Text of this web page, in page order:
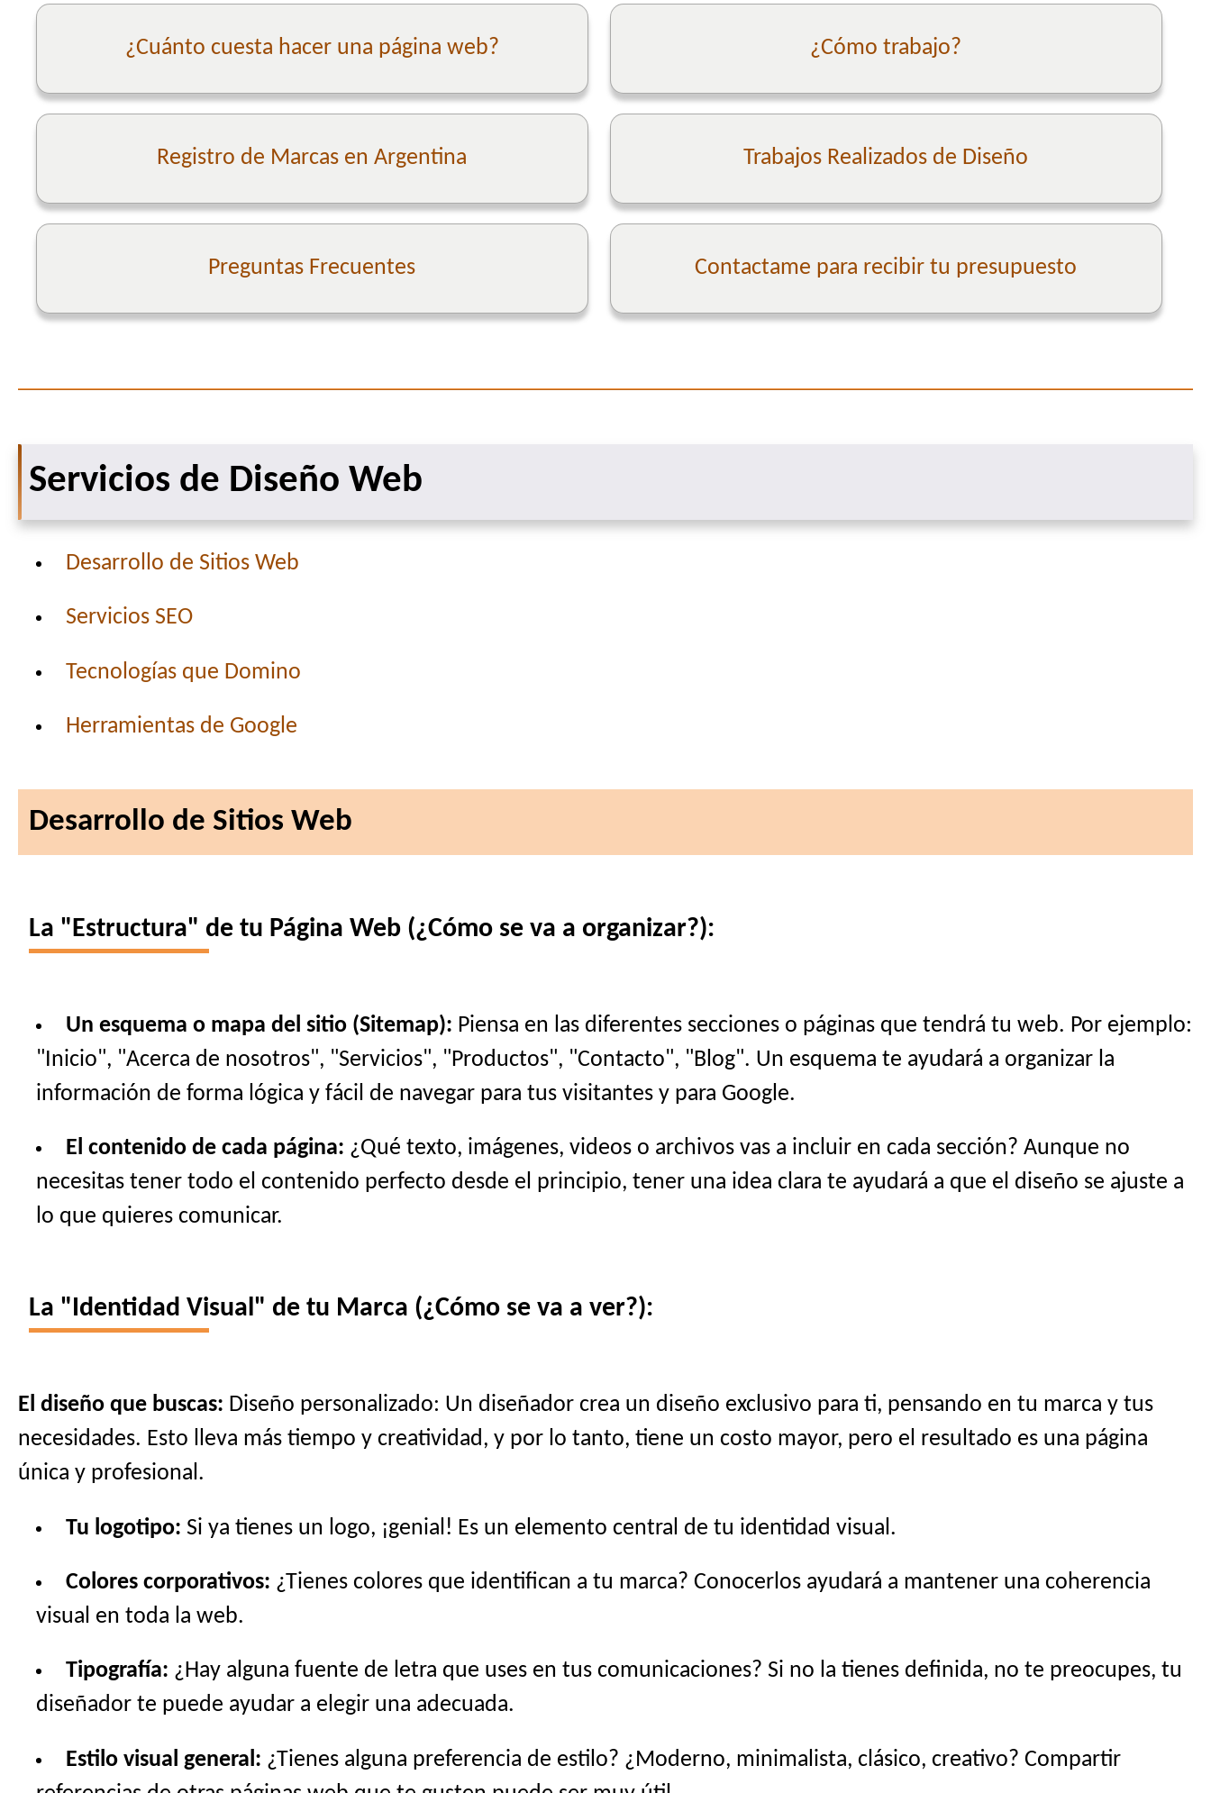
¿Cuánto cuesta hacer una página web? ¿Cómo trabajo?
Registro de Marcas en Argentina Trabajos Realizados de Diseño
Preguntas Frecuentes Contactame para recibir tu presupuesto
Servicios de Diseño Web
Desarrollo de Sitios Web
Servicios SEO
Tecnologías que Domino
Herramientas de Google
Desarrollo de Sitios Web
La "Estructura" de tu Página Web (¿Cómo se va a organizar?):
Un esquema o mapa del sitio (Sitemap): Piensa en las diferentes secciones o páginas que tendrá tu web. Por ejemplo:
"Inicio", "Acerca de nosotros", "Servicios", "Productos", "Contacto", "Blog". Un esquema te ayudará a organizar la
información de forma lógica y fácil de navegar para tus visitantes y para Google.
El contenido de cada página: ¿Qué texto, imágenes, videos o archivos vas a incluir en cada sección? Aunque no
necesitas tener todo el contenido perfecto desde el principio, tener una idea clara te ayudará a que el diseño se ajuste a
lo que quieres comunicar.
La "Identidad Visual" de tu Marca (¿Cómo se va a ver?):
El diseño que buscas: Diseño personalizado: Un diseñador crea un diseño exclusivo para ti, pensando en tu marca y tus
necesidades. Esto lleva más tiempo y creatividad, y por lo tanto, tiene un costo mayor, pero el resultado es una página
única y profesional.
Tu logotipo: Si ya tienes un logo, ¡genial! Es un elemento central de tu identidad visual.
Colores corporativos: ¿Tienes colores que identifican a tu marca? Conocerlos ayudará a mantener una coherencia
visual en toda la web.
Tipografía: ¿Hay alguna fuente de letra que uses en tus comunicaciones? Si no la tienes definida, no te preocupes, tu
diseñador te puede ayudar a elegir una adecuada.
Estilo visual general: ¿Tienes alguna preferencia de estilo? ¿Moderno, minimalista, clásico, creativo? Compartir